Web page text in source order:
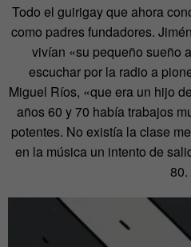
Todo el guirigay que ahora
como padres fundadores.
vivían «su pequeño sueño
escuchar por la radio a
Miguel Ríos, «que era un hijo
años 60 y 70 había trabajos
potentes. No existía la clase
en la música un intento de
80.